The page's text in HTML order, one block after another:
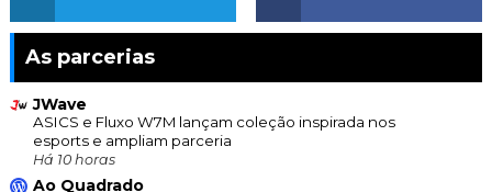
As parcerias
JWave
ASICS e Fluxo W7M lançam coleção inspirada nos
esports e ampliam parceria
Há 10 horas
Ao Quadrado